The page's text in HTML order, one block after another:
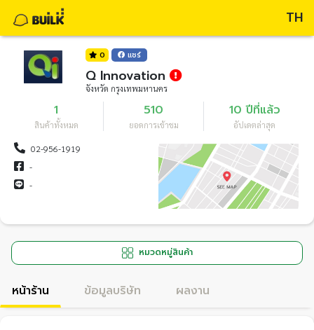
TH
0 แชร์
Q Innovation
จังหวัด กรุงเทพมหานคร
1
สินค้าทั้งหมด
510
ยอดการเข้าชม
10 ปีที่แล้ว
อัปเดตล่าสุด
02-956-1919
-
-
หมวดหมู่สินค้า
หน้าร้าน ข้อมูลบริษัท ผลงาน